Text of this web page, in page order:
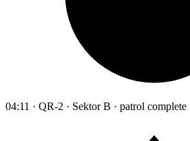
04:11 · QR-2 · Sektor B · patrol complete